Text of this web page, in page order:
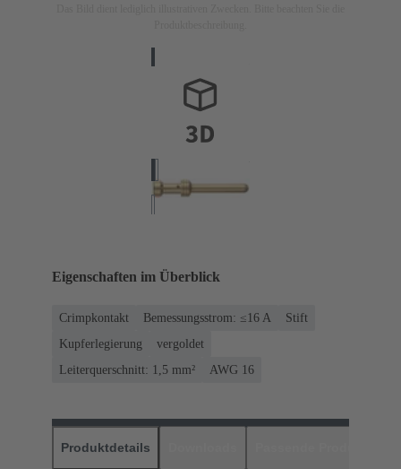
Eigenschaften im Überblick
Crimpkontakt Bemessungsstrom: ≤16 A
Stift
Kupferlegierung
vergoldet
Leiterquerschnitt: 1,5 mm²
AWG 16
Produktdetails